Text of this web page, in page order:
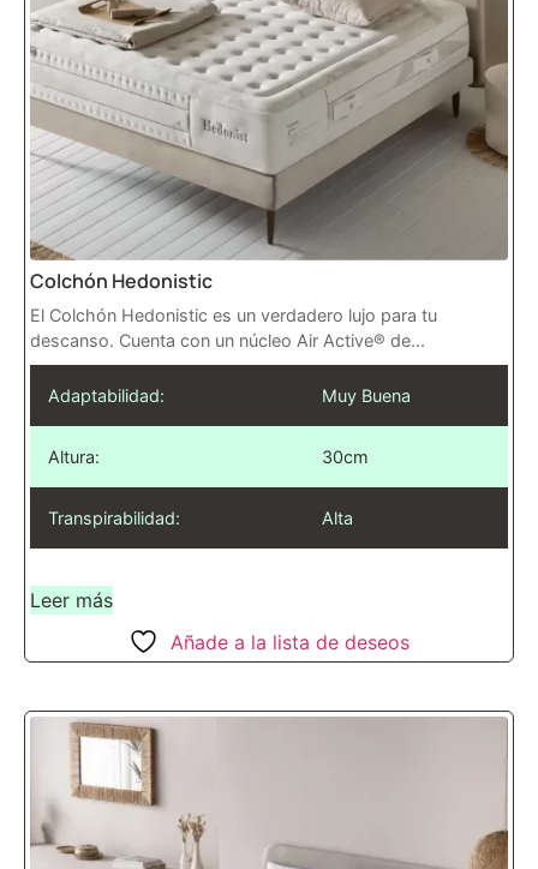
Colchón Hedonistic
El Colchón Hedonistic es un verdadero lujo para tu
descanso. Cuenta con un núcleo Air Active® de...
Adaptabilidad: Muy Buena
Altura: 30cm
Transpirabilidad: Alta
Leer más
Añade a la lista de deseos